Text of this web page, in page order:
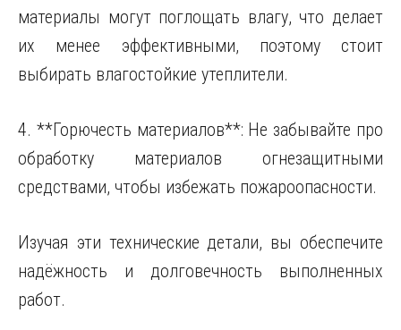
материалы могут поглощать влагу, что делает
их менее эффективными, поэтому стоит
выбирать влагостойкие утеплители.
4. **Горючесть материалов**: Не забывайте про
обработку материалов огнезащитными
средствами, чтобы избежать пожароопасности.
Изучая эти технические детали, вы обеспечите
надёжность и долговечность выполненных
работ.